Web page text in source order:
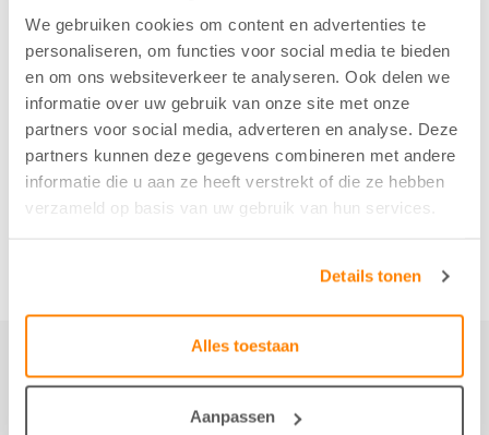
We gebruiken cookies om content en advertenties te
personaliseren, om functies voor social media te bieden
en om ons websiteverkeer te analyseren. Ook delen we
informatie over uw gebruik van onze site met onze
partners voor social media, adverteren en analyse. Deze
partners kunnen deze gegevens combineren met andere
informatie die u aan ze heeft verstrekt of die ze hebben
verzameld op basis van uw gebruik van hun services.
Details tonen
Alles toestaan
Aanpassen